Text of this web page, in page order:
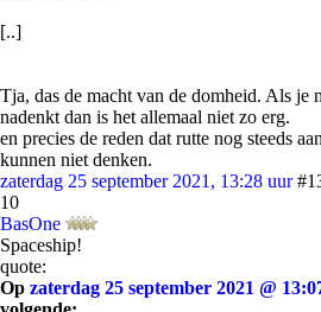
[..]
Tja, das de macht van de domheid. Als je
nadenkt dan is het allemaal niet zo erg.
en precies de reden dat rutte nog steeds
kunnen niet denken.
zaterdag 25 september 2021, 13:28 uur
10
BasOne
Spaceship!
quote:
Op zaterdag 25 september 2021 @